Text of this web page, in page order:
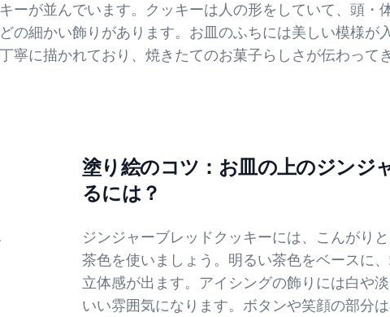
ーが並んでいます。クッキーは人の形をしていて、頭・
の細かい飾りがあります。お皿のふちには美しい模様が
寧に描かれており、焼きたてのお菓子らしさが伝わって
塗り絵のコツ：お皿の上のジンジ
るには？
ジンジャーブレッドクッキーには、こんがり
茶色を使いましょう。明るい茶色をベースに
立体感が出ます。アイシングの飾りには白や
いい雰囲気になります。ボタンや笑顔の部分